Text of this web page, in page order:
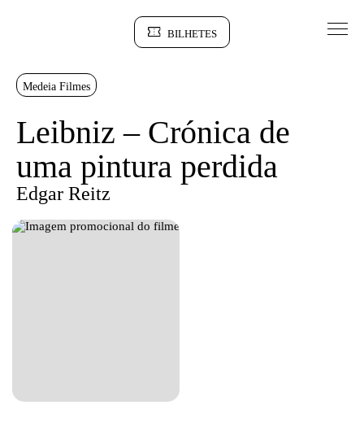
BILHETES
Sinopse
Medeia Filmes
Leibniz – Crónica de
uma pintura perdida
Edgar Reitz